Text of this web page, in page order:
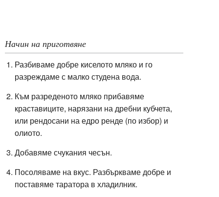
Начин на приготвяне
Разбиваме добре киселото мляко и го
разреждаме с малко студена вода.
Към разреденото мляко прибавяме
краставиците, нарязани на дребни кубчета,
или рендосани на едро ренде (по избор) и
олиото.
Добавяме счукания чесън.
Посоляваме на вкус. Разбъркваме добре и
поставяме таратора в хладилник.